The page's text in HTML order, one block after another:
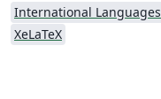
International Languages
XeLaTeX